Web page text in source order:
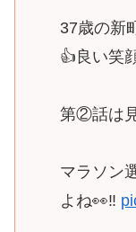
37歳の新
👍良い笑
第②話は
マラソン
よね👀‼️